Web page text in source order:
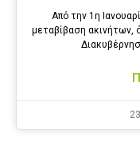
Από την 1η
μεταβίβαση ακινήτων,